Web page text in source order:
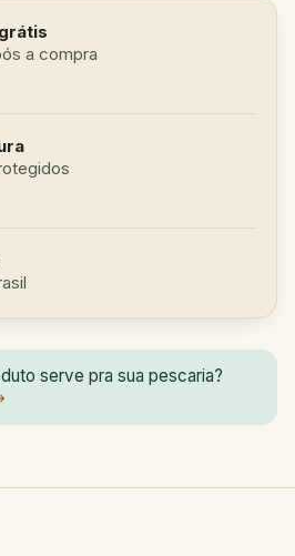
a compra
serve pra sua pescaria?